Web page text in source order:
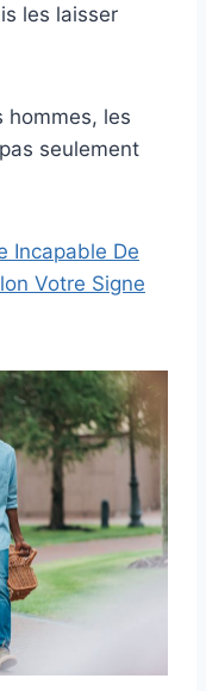
les laisser
hommes, les
seulement
Incapable De
Votre Signe